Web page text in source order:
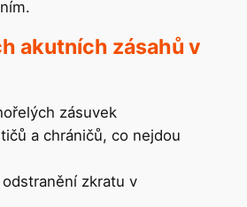
akutních zásahů v
zásuvek
a chráničů, co nejdou
zkratu v